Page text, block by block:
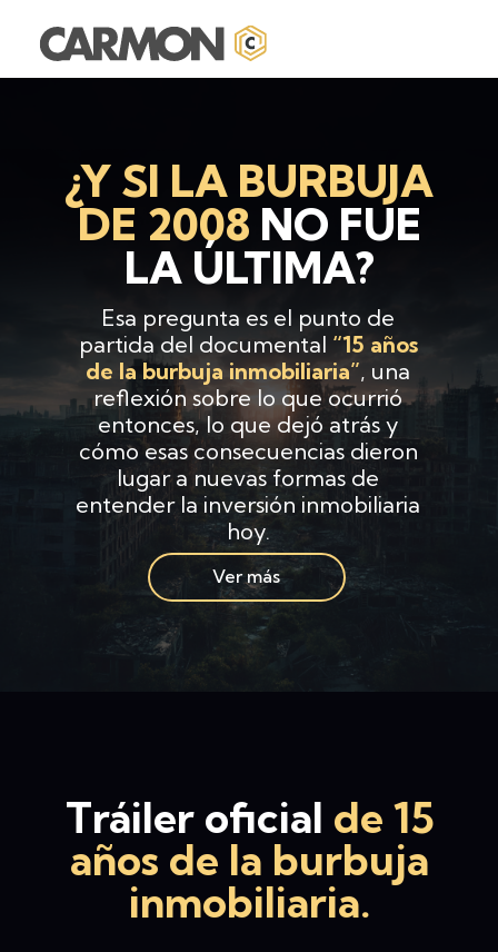
¿Y SI LA BURBUJA
DE 2008 NO FUE
LA ÚLTIMA?
Esa pregunta es el punto de
partida del documental “15 años
de la burbuja inmobiliaria”, una
reflexión sobre lo que ocurrió
entonces, lo que dejó atrás y
cómo esas consecuencias dieron
lugar a nuevas formas de
entender la inversión inmobiliaria
hoy.
Ver más
Tráiler oficial de 15
años de la burbuja
inmobiliaria.